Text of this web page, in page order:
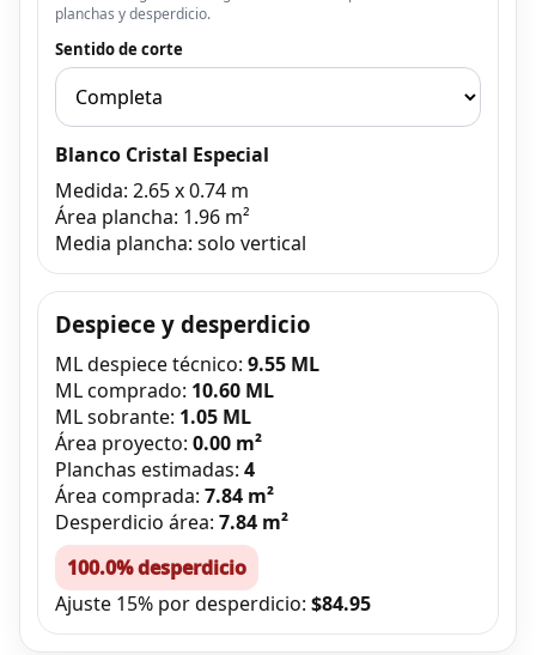
planchas y desperdicio.
Sentido de corte
Blanco Cristal Especial
Medida: 2.65 x 0.74 m
Área plancha: 1.96 m²
Media plancha: solo vertical
Despiece y desperdicio
ML despiece técnico: 9.55 ML
ML comprado: 10.60 ML
ML sobrante: 1.05 ML
Área proyecto: 0.00 m²
Planchas estimadas: 4
Área comprada: 7.84 m²
Desperdicio área: 7.84 m²
100.0% desperdicio
Ajuste 15% por desperdicio: $84.95